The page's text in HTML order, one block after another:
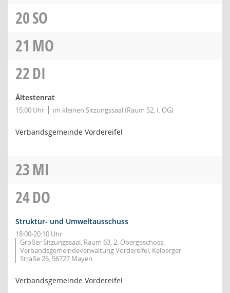
20SO
21 MO
22DI
Ältestenrat
15:00 Uhr im kleinen Sitzungssaal (Raum 52, I. OG)
Verbandsgemeinde Vordereifel
23MI
24DO
Struktur- und Umweltausschuss
18:00-20:10 Uhr
Großer Sitzungssaal, Raum 63, 2. Obergeschoss,
Verbandsgemeindeverwaltung Vordereifel, Kelberger
Straße 26, 56727 Mayen
Verbandsgemeinde Vordereifel